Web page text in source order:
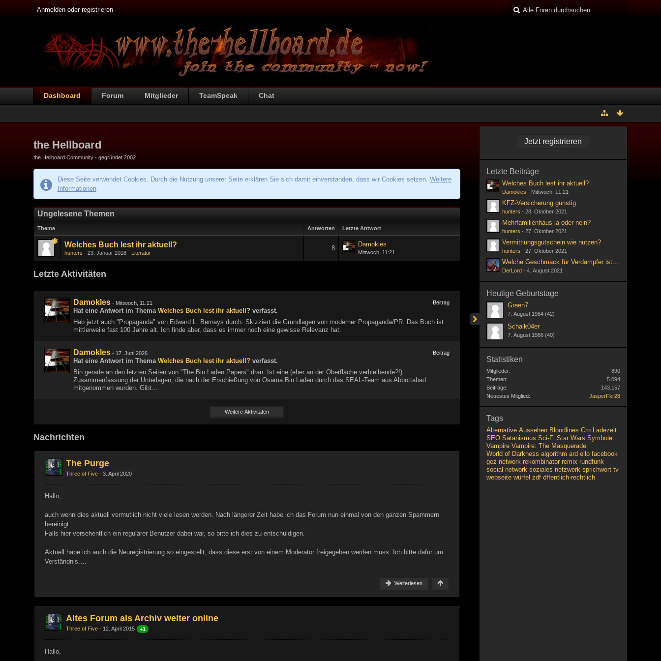
Anmelden oder registrieren
Dashboard Forum Mitglieder TeamSpeak Chat
the Hellboard
the Hellboard Community - gegründet 2002
Diese Seite verwendet Cookies. Durch die Nutzung unserer Seite erklären Sie sich damit einverstanden, dass wir Cookies setzen. Weitere
Informationen
Ungelesene Themen
Thema Antworten Letzte Antwort
Welches Buch lest ihr aktuell?
hunters 23. Januar 2018 Literatur
8
Damokles
Mittwoch, 11:21
Letzte Aktivitäten
Damokles- Mittwoch, 11:21
Hat eine Antwort im Thema Welches Buch lest ihr aktuell?verfasst.
Beitrag
Hab jetzt auch "Propaganda" von Edward L. Bernays durch. Skizziert die Grundlagen von moderner Propaganda/PR. Das Buch ist
mittlerweile fast 100 Jahre alt. Ich finde aber, dass es immer noch eine gewisse Relevanz hat.
Damokles- 17. Juni 2026
Hat eine Antwort im Thema Welches Buch lest ihr aktuell?verfasst.
Beitrag
Bin gerade an den letzten Seiten von "The Bin Laden Papers" dran. Ist eine (eher an der Oberfläche verbleibende?!)
Zusammenfassung der Unterlagen, die nach der Erschießung von Osama Bin Laden durch das SEAL-Team aus Abbottabad
mitgenommen wurden. Gibt…
Weitere Aktivitäten
Nachrichten
The Purge
Three of Five 3. April 2020
Hallo,
auch wenn dies aktuell vermutlich nicht viele lesen werden. Nach längerer Zeit habe ich das Forum nun einmal von den ganzen Spammern
bereinigt.
Falls hier versehentlich ein regulärer Benutzer dabei war, so bitte ich dies zu entschuldigen.
Aktuell habe ich auch die Neuregistrierung so eingestellt, dass diese erst von einem Moderator freigegeben werden muss. Ich bitte dafür um
Verständnis.…
Weiterlesen
Altes Forum als Archiv weiter online
Three of Five 12. April 2015 +1
Hallo,
Jetzt registrieren
Letzte Beiträge
Welches Buch lest ihr aktuell?
Damokles - Mittwoch, 11:21
KFZ-Versicherung günstig
hunters - 28. Oktober 2021
Mehrfamilienhaus ja oder nein?
hunters - 27. Oktober 2021
Vermittlungsgutschein wie nutzen?
hunters - 27. Oktober 2021
Welche Geschmack für Verdampfer ist ihr liebsten?
DerLord- 4. August 2021
Heutige Geburtstage
Green7
7. August 1984 (42)
Schalk04er
7. August 1986 (40)
Statistiken
Mitglieder
890
Themen
5.094
Beiträge
143.157
Neuestes Mitglied
JasperFkr28
Tags
Alternative Aussehen Bloodlines Cro Ladezeit
SEO Satanismus Sci-Fi Star Wars Symbole
Vampire Vampire: The Masquerade
World of Darkness algorithm ard ello facebook
gez network rekombinator remix rundfunk
social network soziales netzwerk sprichwort tv
webseite würfel zdf öffentlich-rechtlich